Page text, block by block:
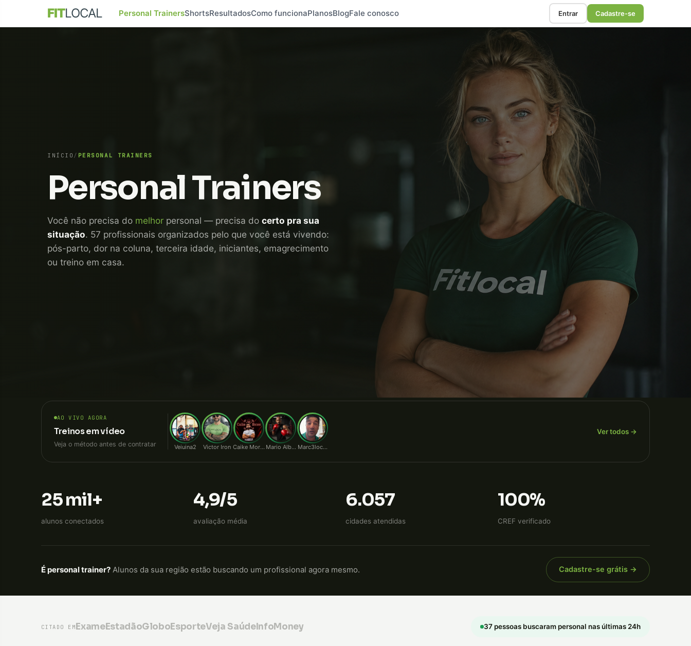
FITLOCAL Personal TrainersShortsResultadosComo funcionaPlanosBlogFale conosco Entrar Cadastre-se
INÍCIO / PERSONAL TRAINERS
Personal Trainers
Você não precisa do melhor personal — precisa do certo pra sua
situação. 57 profissionais organizados pelo que você está vivendo:
pós-parto, dor na coluna, terceira idade, iniciantes, emagrecimento
ou treino em casa.
AO VIVO AGORA
Treinos em vídeo
Veja o método antes de contratar Veiuina2 Victor Iron Caike MoraesMario AlbertoMarc3locunha
Ver todos →
25 mil+
alunos conectados
4,9/5
avaliação média
6.057
cidades atendidas
100%
CREF verificado
É personal trainer? Alunos da sua região estão buscando um profissional agora mesmo. Cadastre-se grátis →
CITADO EM ExameEstadãoGloboEsporteVeja SaúdeInfoMoney 37 pessoas buscaram personal nas últimas 24h